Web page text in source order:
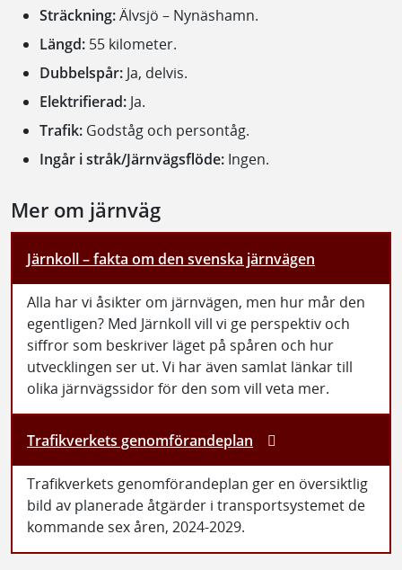
Sträckning:Älvsjö – Nynäshamn.
Längd: 55 kilometer.
Dubbelspår: Ja, delvis.
Elektrifierad: Ja.
Trafik: Godståg och persontåg.
Ingår i stråk/Järnvägsflöde: Ingen.
Mer om järnväg
Järnkoll – fakta om den svenska järnvägen
Alla har vi åsikter om järnvägen, men hur mår den
egentligen? Med Järnkoll vill vi ge perspektiv och
siffror som beskriver läget på spåren och hur
utvecklingen ser ut. Vi har även samlat länkar till
olika järnvägssidor för den som vill veta mer.
Trafikverkets genomförandeplan
Trafikverkets genomförandeplan ger en översiktlig
bild av planerade åtgärder i transportsystemet de
kommande sex åren, 2024-2029.